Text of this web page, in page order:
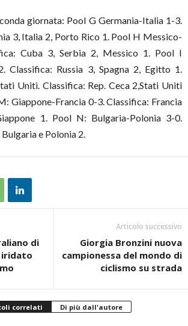
giornata: Pool G Germania-Italia 1-3.
3, Italia 2, Porto Rico 1. Pool H Messico-
Cuba 3, Serbia 2, Messico 1. Pool I
Classifica: Russia 3, Spagna 2, Egitto 1.
Uniti. Classifica: Rep. Ceca 2,Stati Uniti
Giappone-Francia 0-3. Classifica: Francia
1. Pool N: Bulgaria-Polonia 3-0.
e Polonia 2.
di
iridato
Articolo successivo
Giorgia Bronzini nuova
campionessa del mondo di
ciclismo su strada
correlati Di più dall'autore